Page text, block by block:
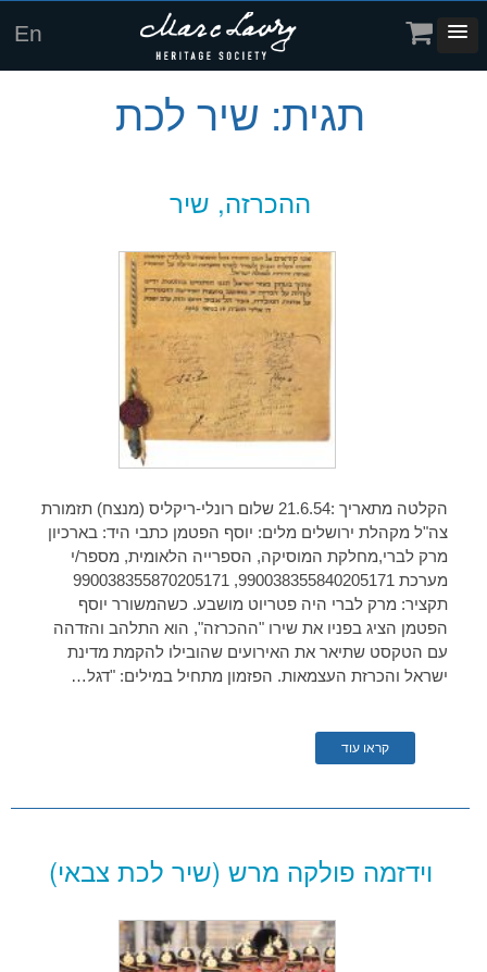
En
תגית: שיר לכת
ההכרזה, שיר
הקלטה מתאריך :21.6.54 שלום רונלי-ריקליס (מנצח) תזמורת
צה"ל מקהלת ירושלים מלים: יוסף הפטמן כתבי היד: בארכיון
מרק לברי,מחלקת המוסיקה, הספרייה הלאומית, מספר/י
מערכת 990038355840205171, 990038355870205171
תקציר: מרק לברי היה פטריוט מושבע. כשהמשורר יוסף
הפטמן הציג בפניו את שירו "ההכרזה", הוא התלהב והזדהה
עם הטקסט שתיאר את האירועים שהובילו להקמת מדינת
ישראל והכרזת העצמאות. הפזמון מתחיל במילים: "דגל…
קראו עוד
וידזמה פולקה מרש (שיר לכת צבאי)